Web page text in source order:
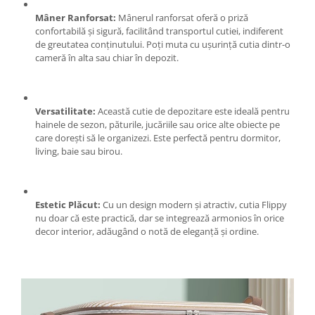
Pentru Casa si Camping
Aragaze, plite, piese butelii de
Accesorii aragaze & butelii
Gratare
Pirostrii si accesorii pentru gatit
Plite & aragaze
Iluminat & electrice
Becuri
Coliere plastic
Conectori/doze
Lumina de crestere pentru plante
Mâner Ranforsat: Mânerul ranforsat oferă o priză
confortabilă și sigură, facilitând transportul cutiei, indiferent
de greutatea conținutului. Poți muta cu ușurință cutia dintr-o
cameră în alta sau chiar în depozit.
Versatilitate: Această cutie de depozitare este ideală pentru
hainele de sezon, păturile, jucăriile sau orice alte obiecte pe
care dorești să le organizezi. Este perfectă pentru dormitor,
living, baie sau birou.
Estetic Plăcut: Cu un design modern și atractiv, cutia Flippy
nu doar că este practică, dar se integrează armonios în orice
decor interior, adăugând o notă de eleganță și ordine.